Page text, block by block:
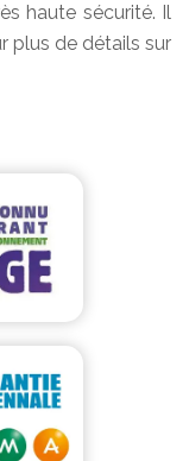
haute sécurité. Il
plus de détails sur